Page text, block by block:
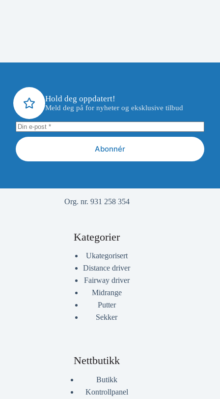
Hold deg oppdatert!
Meld deg på for nyheter og eksklusive tilbud
Abonnér
Org. nr. 931 258 354
Kategorier
Ukategorisert
Distance driver
Fairway driver
Midrange
Putter
Sekker
Nettbutikk
Butikk
Kontrollpanel